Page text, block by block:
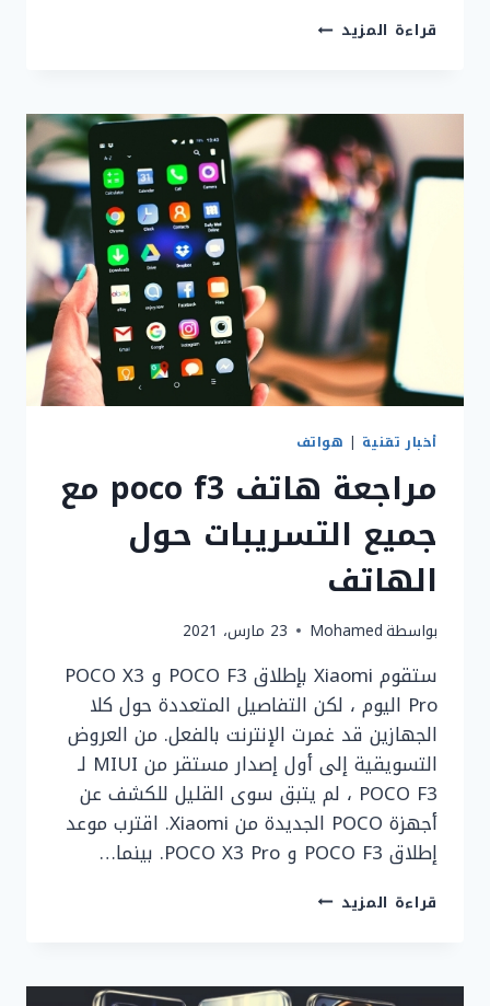
قراءة المزيد ما
ولماذا
هو
أفضل
من
فيس
بوك
أخبار تقنية | هواتف
مراجعة هاتف poco f3 مع
جميع التسريبات حول
الهاتف
بواسطةMohamed 23 مارس، 2021
ستقوم Xiaomi بإطلاق POCO F3 و POCO X3
Pro اليوم ، لكن التفاصيل المتعددة حول كلا
الجهازين قد غمرت الإنترنت بالفعل. من العروض
التسويقية إلى أول إصدار مستقر من MIUI لـ
POCO F3 ، لم يتبق سوى القليل للكشف عن
أجهزة POCO الجديدة من Xiaomi. اقترب موعد
إطلاق POCO F3 و POCO X3 Pro. بينما…
قراءة المزيد مراجعة
مع